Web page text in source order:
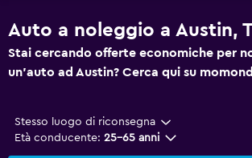
Auto a noleggio a Austin,
Stai cercando offerte economiche per
un'auto ad Austin? Cerca qui su
Stesso luogo di riconsegna
Età conducente: 25-65 anni